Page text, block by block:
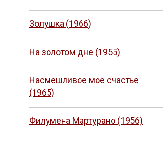
Золушка (1966)
На золотом дне (1955)
Насмешливое мое счастье
(1965)
Филумена Мартурано (1956)